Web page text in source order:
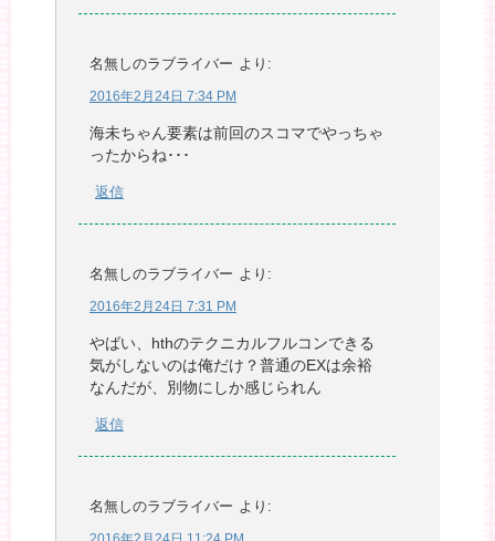
名無しのラブライバー より:
2016年2月24日 7:34 PM
海未ちゃん要素は前回のスコマでやっちゃ
ったからね･･･
返信
名無しのラブライバー より:
2016年2月24日 7:31 PM
やばい、hthのテクニカルフルコンできる
気がしないのは俺だけ？普通のEXは余裕
なんだが、別物にしか感じられん
返信
名無しのラブライバー より: